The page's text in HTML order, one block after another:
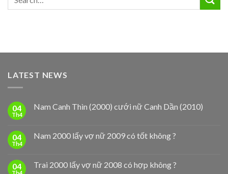
LATEST NEWS
04
Th4
Nam Canh Thìn (2000) cưới nữ Canh Dần (2010)
04
Th4
Nam 2000 lấy vợ nữ 2009 có tốt không ?
04 Trai 2000 lấy vợ nữ 2008 có hợp không ?